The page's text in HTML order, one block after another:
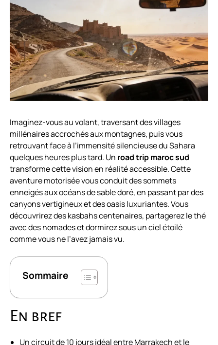
Imaginez-vous au volant, traversant des villages
millénaires accrochés aux montagnes, puis vous
retrouvant face à l’immensité silencieuse du Sahara
quelques heures plus tard. Un road trip maroc sud
transforme cette vision en réalité accessible. Cette
aventure motorisée vous conduit des sommets
enneigés aux océans de sable doré, en passant par des
canyons vertigineux et des oasis luxuriantes. Vous
découvrirez des kasbahs centenaires, partagerez le thé
avec des nomades et dormirez sous un ciel étoilé
comme vous ne l’avez jamais vu.
Sommaire
En bref
Un circuit de 10 jours idéal entre Marrakech et le